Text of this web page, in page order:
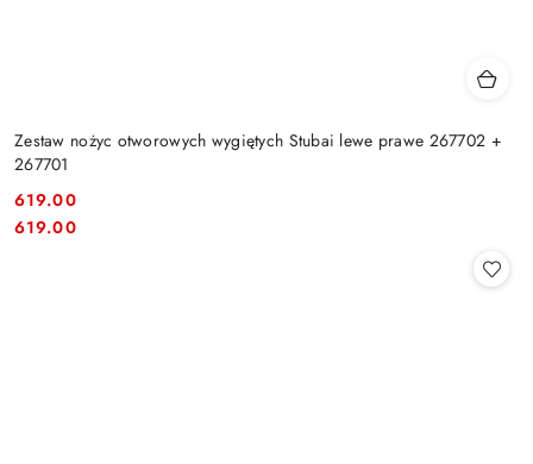
Zestaw nożyc otworowych wygiętych Stubai lewe prawe 267702 +
267701
Cena:
619.00
Cena:
619.00